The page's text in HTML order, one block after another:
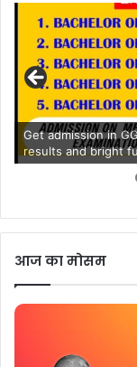
Get admission in
results and bright
आज का मोसम